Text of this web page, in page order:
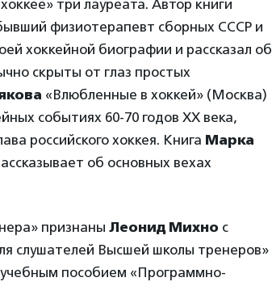
три лауреата. Автор книги
физиотерапевт сборных СССР и
хоккейной биографии и рассказал об
скрыты от глаз простых
«Влюбленные в хоккей» (Москва)
событиях 60-70 годов ХХ века,
российского хоккея. Книга Марка
об основных вехах
признаны Леонид Михно с
слушателей Высшей школы тренеров»
учебным пособием «Программно-